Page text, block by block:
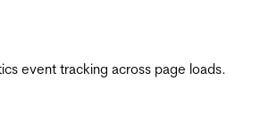
event tracking across page loads.